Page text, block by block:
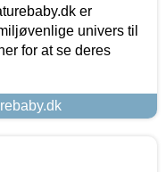
er
univers til
for at se deres